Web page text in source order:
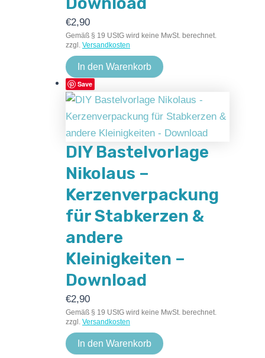
€2,90
Gemäß § 19 UStG wird keine MwSt. berechnet.
zzgl. Versandkosten
In den Warenkorb
Save
DIY Bastelvorlage
Nikolaus –
Kerzenverpackung
für Stabkerzen &
andere
Kleinigkeiten –
Download
€2,90
Gemäß § 19 UStG wird keine MwSt. berechnet.
zzgl. Versandkosten
In den Warenkorb